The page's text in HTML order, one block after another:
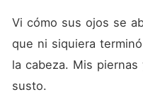
Vi cómo sus ojos se
que ni siquiera
la cabeza. Mis
susto.